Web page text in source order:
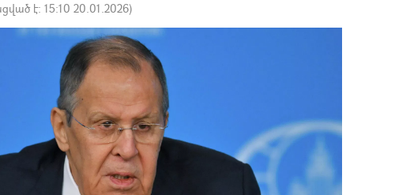
է: 15:10 20.01.2026)